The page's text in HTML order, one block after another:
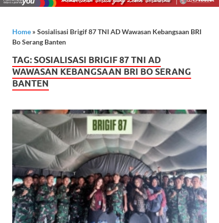
Home » Sosialisasi Brigif 87 TNI AD Wawasan Kebangsaan BRI
Bo Serang Banten
TAG: SOSIALISASI BRIGIF 87 TNI AD
WAWASAN KEBANGSAAN BRI BO SERANG
BANTEN